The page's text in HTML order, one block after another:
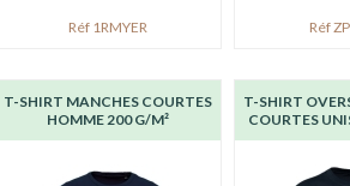
Réf 1RMYER Réf
T-SHIRT MANCHES COURTES
HOMME 200 G/M²
T-SHIRT
COURTES